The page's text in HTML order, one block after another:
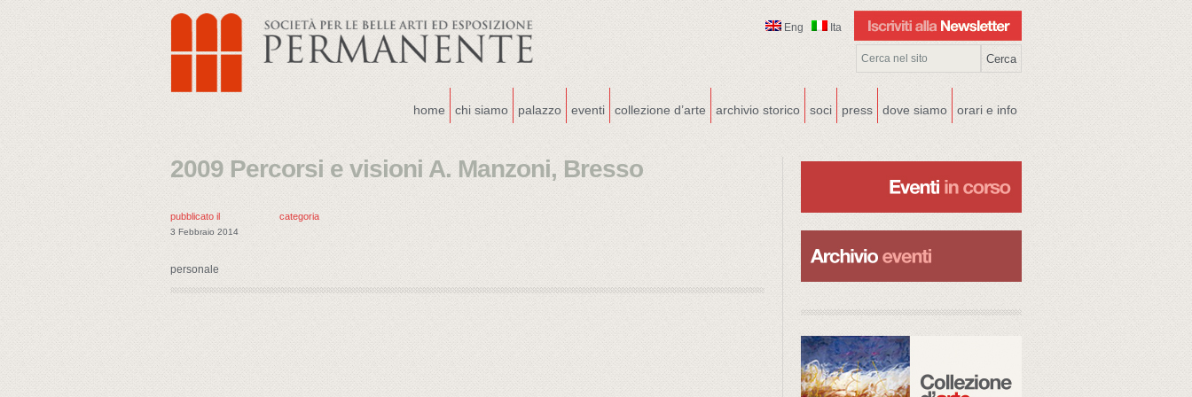
Eng Ita
home chi siamo palazzo eventi collezione d’arte archivio storico soci press dove siamo orari e info
2009 Percorsi e visioni A. Manzoni, Bresso
pubblicato il
3 Febbraio 2014
categoria
personale